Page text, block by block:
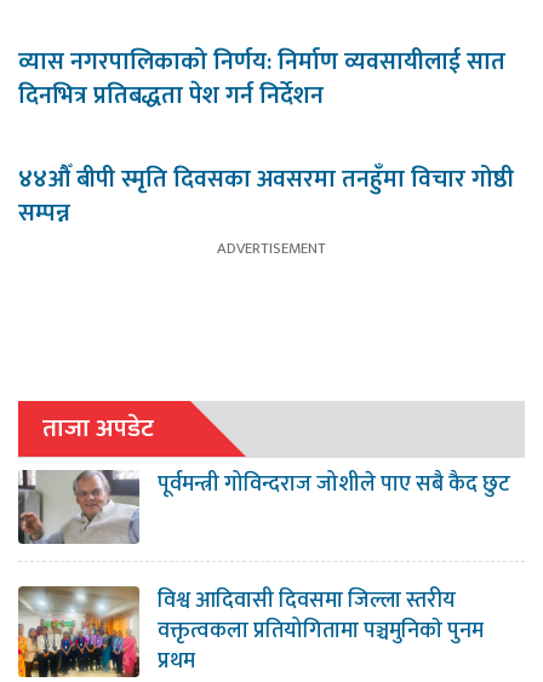
व्यास नगरपालिकाको निर्णय: निर्माण व्यवसायीलाई सात
दिनभित्र प्रतिबद्धता पेश गर्न निर्देशन
४४औँ बीपी स्मृति दिवसका अवसरमा तनहुँमा विचार गोष्ठी
सम्पन्न
ताजा अपडेट
पूर्वमन्त्री गोविन्दराज जोशीले पाए सबै कैद छुट
विश्व आदिवासी दिवसमा जिल्ला स्तरीय
वक्तृत्वकला प्रतियोगितामा पञ्चमुनिकाे पुनम
प्रथम